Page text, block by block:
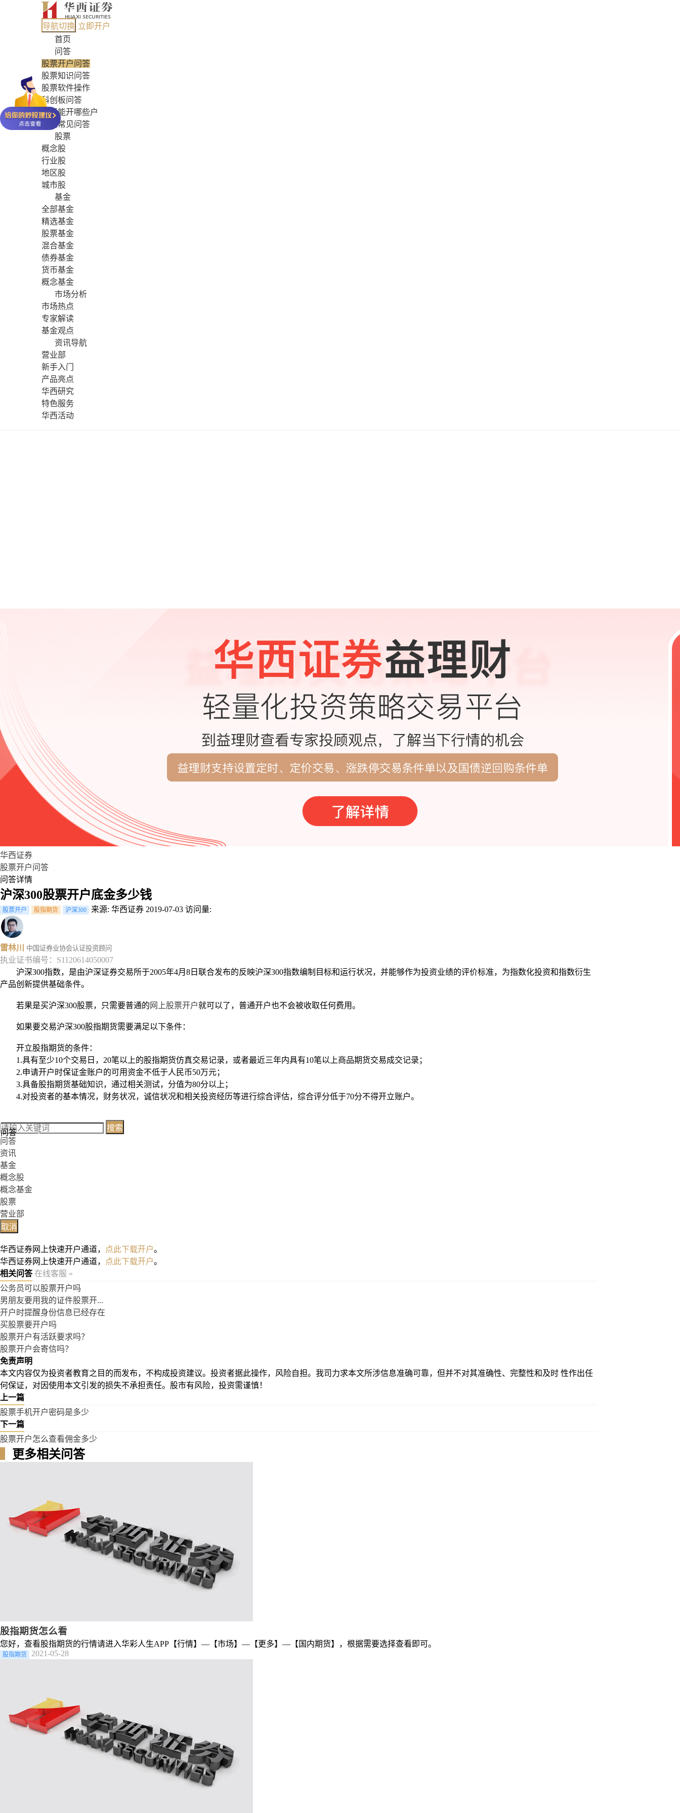
导航切换 立即开户
首页
问答
股票开户问答
股票知识问答
股票软件操作
科创板问答
股票能开哪些户
基金常见问答
股票
概念股
行业股
地区股
城市股
基金
全部基金
精选基金
股票基金
混合基金
债券基金
货币基金
概念基金
市场分析
市场热点
专家解读
基金观点
资讯导航
营业部
新手入门
产品亮点
华西研究
特色服务
华西活动
华西证券
股票开户问答
问答详情
沪深300股票开户底金多少钱
股票开户 股指期货 沪深300 来源: 华西证券 2019-07-03 访问量:
雷林川 中国证券业协会认证投资顾问
执业证书编号：S1120614050007
沪深300指数，是由沪深证券交易所于2005年4月8日联合发布的反映沪深300指数编制目标和运行状况，并能够作为投资业绩的评价标准，为指数化投资和指数衍生
产品创新提供基础条件。
若果是买沪深300股票，只需要普通的 网上股票开户就可以了，普通开户也不会被收取任何费用。
如果要交易沪深300股指期货需要满足以下条件：
开立股指期货的条件：
1.具有至少10个交易日，20笔以上的股指期货仿真交易记录，或者最近三年内具有10笔以上商品期货交易成交记录；
2.申请开户时保证金账户的可用资金不低于人民币50万元；
3.具备股指期货基础知识，通过相关测试，分值为80分以上；
4.对投资者的基本情况，财务状况，诚信状况和相关投资经历等进行综合评估，综合评分低于70分不得开立账户。
问答
搜索
问答
资讯
基金
概念股
概念基金
股票
营业部
取消
华西证券网上快速开户通道， 点此下载开户。
华西证券网上快速开户通道，
点此下载开户。
相关问答 在线客服 »
公务员可以股票开户吗
男朋友要用我的证件股票开...
开户时提醒身份信息已经存在
买股票要开户吗
股票开户有活跃要求吗？
股票开户会寄信吗？
免责声明
本文内容仅为投资者教育之目的而发布，不构成投资建议。投资者据此操作，风险自担。我司力求本文所涉信息准确可靠，但并不对其准确性、完整性和及时 性作出任
何保证，对因使用本文引发的损失不承担责任。股市有风险，投资需谨慎！
上一篇
股票手机开户密码是多少
下一篇
股票开户怎么查看佣金多少
更多相关问答
股指期货怎么看
您好，查看股指期货的行情请进入华彩人生APP【行情】—【市场】—【更多】—【国内期货】，根据需要选择查看即可。
股指期货 2021-05-28